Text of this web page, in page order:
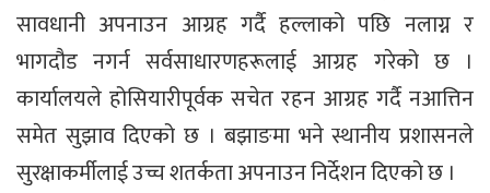
सावधानी अपनाउन आग्रह गर्दै हल्लाको पछि नलाग्न र
भागदौड नगर्न सर्वसाधारणहरूलाई आग्रह गरेको छ ।
कार्यालयले होसियारीपूर्वक सचेत रहन आग्रह गर्दै नआत्तिन
समेत सुझाव दिएको छ । बझाङमा भने स्थानीय प्रशासनले
सुरक्षाकर्मीलाई उच्च शतर्कता अपनाउन निर्देशन दिएको छ ।